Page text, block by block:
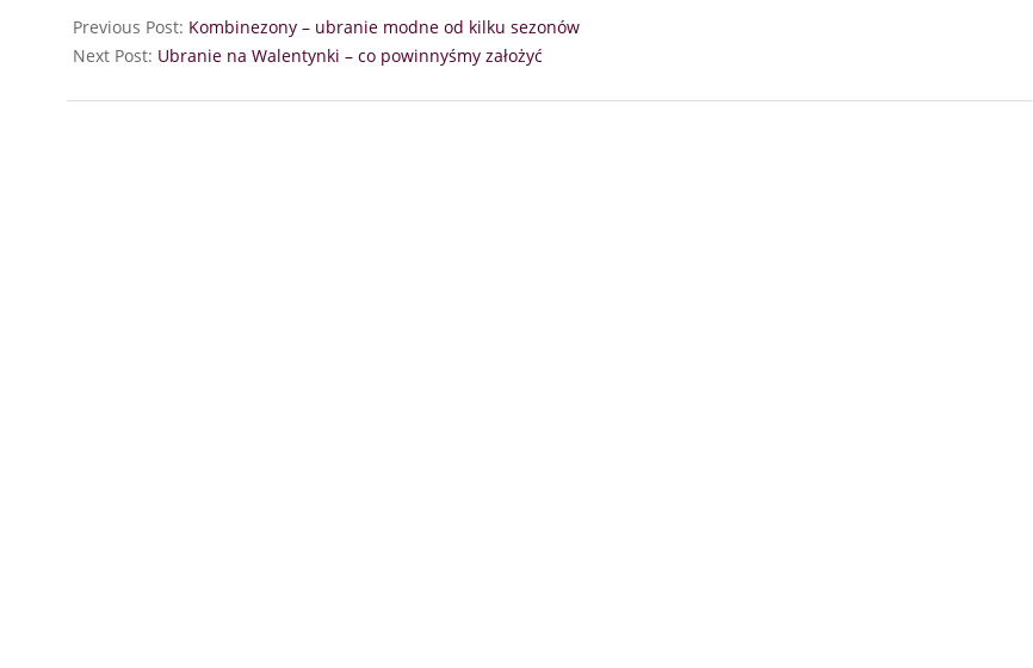
Previous Post: Kombinezony – ubranie modne od kilku sezonów
Next Post: Ubranie na Walentynki – co powinnyśmy założyć